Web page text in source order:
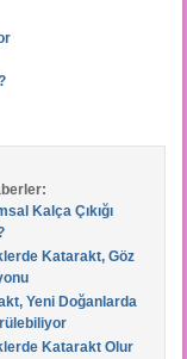
Kalça Çıkığı
Katarakt, Göz
Yeni Doğanlarda
Katarakt Olur